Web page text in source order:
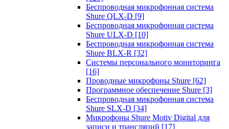
Беспроводная микрофонная система
Shure QLX-D [9]
Беспроводная микрофонная система
Shure ULX-D [10]
Беспроводная микрофонная система
Shure BLX-R [32]
Системы персонального мониторинга
[16]
Проводные микрофоны Shure [62]
Программное обеспечение Shure [3]
Беспроводная микрофонная система
Shure SLX-D [34]
Микрофоны Shure Motiv Digital для
записи и трансляций [17]